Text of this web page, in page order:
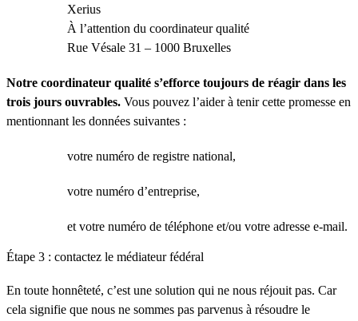
Xerius
À l’attention du coordinateur qualité
Rue Vésale 31 – 1000 Bruxelles
Notre coordinateur qualité s’efforce toujours de réagir dans les
trois jours ouvrables. Vous pouvez l’aider à tenir cette promesse en
mentionnant les données suivantes :
votre numéro de registre national,
votre numéro d’entreprise,
et votre numéro de téléphone et/ou votre adresse e-mail.
Étape 3 : contactez le médiateur fédéral
En toute honnêteté, c’est une solution qui ne nous réjouit pas. Car
cela signifie que nous ne sommes pas parvenus à résoudre le